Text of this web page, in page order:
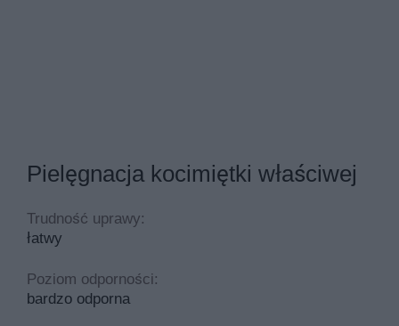
Pielęgnacja kocimiętki właściwej
Trudność uprawy:
łatwy
Poziom odporności:
bardzo odporna